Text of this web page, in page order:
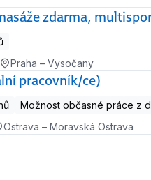
zdarma,
Praha – Vysočany
pracovník/ce)
Možnost občasné práce z
Ostrava – Moravská Ostrava